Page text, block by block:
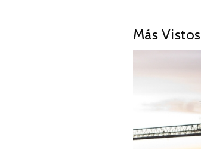
Más Vistos